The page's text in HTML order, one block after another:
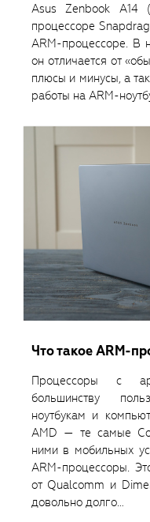
Asus Zenbook A14
процессоре
ARM-процессоре. В
он отличается от
плюсы и минусы, а
работы на ARM-
Что такое ARM-
Процессоры с
большинству
ноутбукам и
AMD — те самые
ними в мобильных
ARM-процессоры.
от Qualcomm и
довольно долго…